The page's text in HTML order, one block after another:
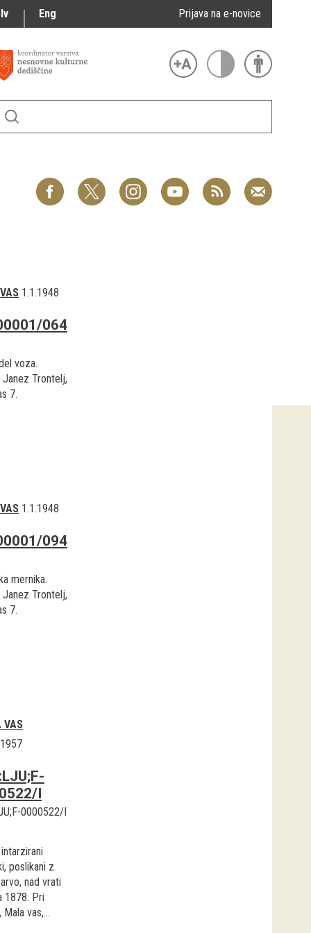
Eng Prijava na e-novice
1.1.1948
064
voza.
Janez Trontelj,
7.
1.1.1948
094
mernika.
Janez Trontelj,
7.
VAS
I
0000522/I
poslikani z
nad vrati
1878. Pri
Mala vas,...